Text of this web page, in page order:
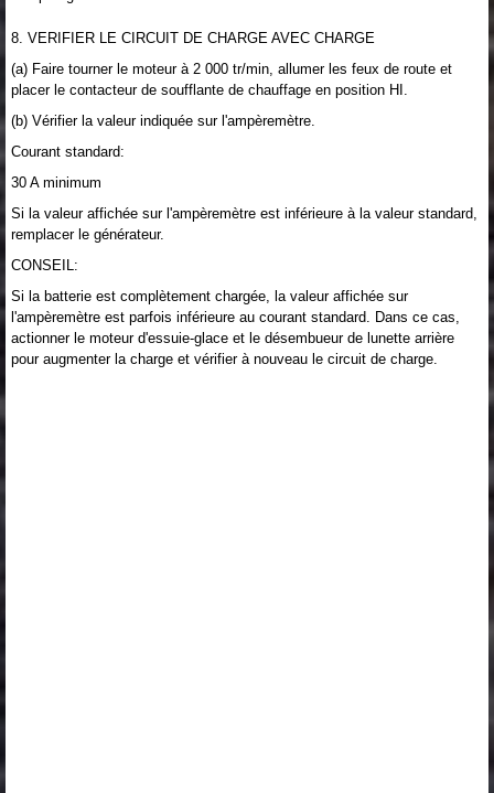
8. VERIFIER LE CIRCUIT DE CHARGE AVEC CHARGE
(a) Faire tourner le moteur à 2 000 tr/min, allumer les feux de route et
placer le contacteur de soufflante de chauffage en position HI.
(b) Vérifier la valeur indiquée sur l'ampèremètre.
Courant standard:
30 A minimum
Si la valeur affichée sur l'ampèremètre est inférieure à la valeur standard,
remplacer le générateur.
CONSEIL:
Si la batterie est complètement chargée, la valeur affichée sur
l'ampèremètre est parfois inférieure au courant standard. Dans ce cas,
actionner le moteur d'essuie-glace et le désembueur de lunette arrière
pour augmenter la charge et vérifier à nouveau le circuit de charge.